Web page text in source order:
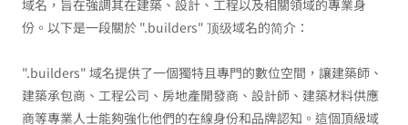
域名，旨在強調其在建築、設計、工程以及相關領域的專業身
份。以下是一段關於 ".builders" 顶级域名的简介：
".builders" 域名提供了一個獨特且專門的數位空間，讓建築師、
建築承包商、工程公司、房地產開發商、設計師、建築材料供應
商等專業人士能夠強化他們的在線身份和品牌認知。這個頂級域